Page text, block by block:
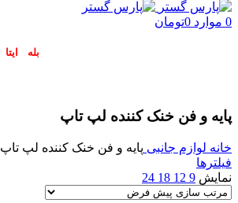
0 موارد 0تومان
بله ایتا
پایه و فن خنک کننده لپ تاپ
خانه لوازم جانبی پایه و فن خنک کننده لپ تاپ
فیلترها
نمایش 9
12
18
24